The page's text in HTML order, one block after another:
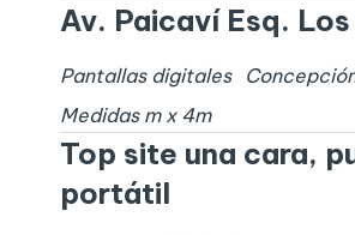
Av. Paicaví Esq.
Pantallas digitales
Medidas m x 4m
Top site una cara,
portátil